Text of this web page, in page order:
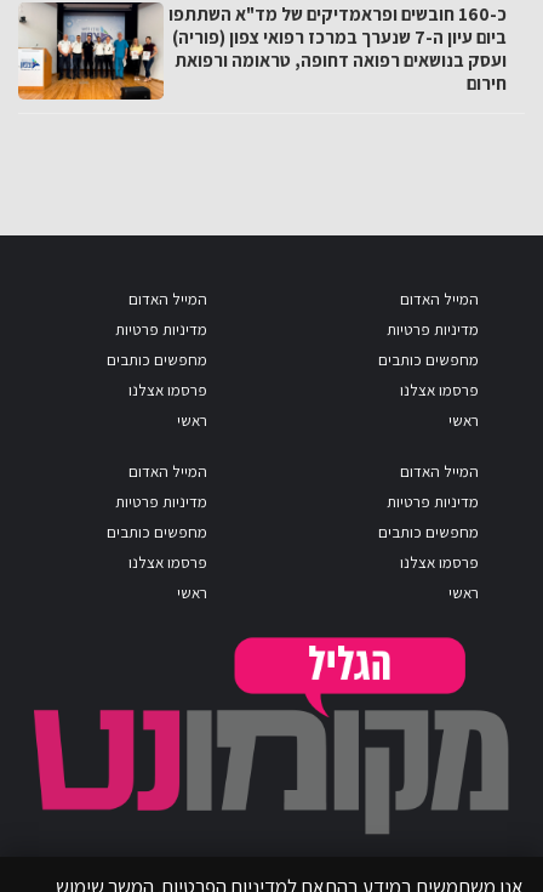
כ-160 חובשים ופראמדיקים של מד"א השתתפו
ביום עיון ה-7 שנערך במרכז רפואי צפון (פוריה)
ועסק בנושאים רפואה דחופה, טראומה ורפואת
חירום
המייל האדום
מדיניות פרטיות
מחפשים כותבים
פרסמו אצלנו
ראשי
המייל האדום
מדיניות פרטיות
מחפשים כותבים
פרסמו אצלנו
ראשי
המייל האדום
מדיניות פרטיות
מחפשים כותבים
פרסמו אצלנו
ראשי
המייל האדום
מדיניות פרטיות
מחפשים כותבים
פרסמו אצלנו
ראשי